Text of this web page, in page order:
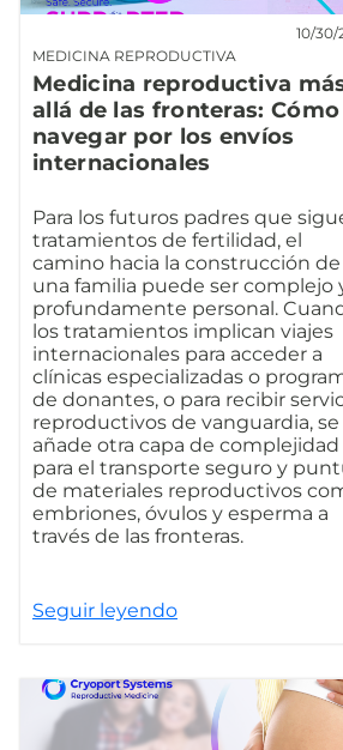
MEDICINA REPRODUCTIVA
10/30/
Medicina reproductiva
allá de las fronteras: Cómo
navegar por los envíos
internacionales
Para los futuros padres que
tratamientos de fertilidad, el
camino hacia la construcción de
una familia puede ser complejo
profundamente personal.
los tratamientos implican viajes
internacionales para acceder a
clínicas especializadas o
de donantes, o para recibir
reproductivos de vanguardia, se
añade otra capa de complejidad
para el transporte seguro y
de materiales reproductivos
embriones, óvulos y esperma a
través de las fronteras.
Seguir leyendo